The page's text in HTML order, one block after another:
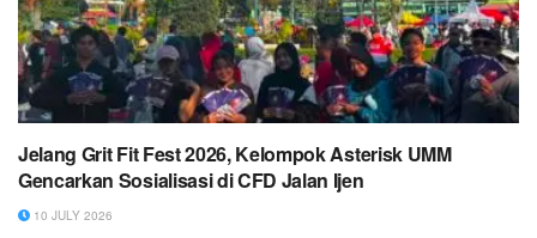
Jelang Grit Fit Fest 2026, Kelompok Asterisk UMM
Gencarkan Sosialisasi di CFD Jalan Ijen
10 JULY 2026